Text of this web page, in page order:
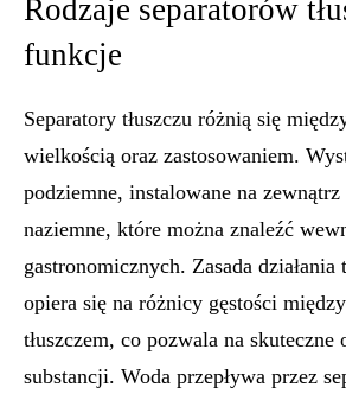
Rodzaje separatorów
funkcje
Separatory tłuszczu różnią się
wielkością oraz zastosowaniem.
podziemne, instalowane na
naziemne, które można znaleźć
gastronomicznych. Zasada działania
opiera się na różnicy gęstości
tłuszczem, co pozwala na skuteczne
substancji. Woda przepływa przez